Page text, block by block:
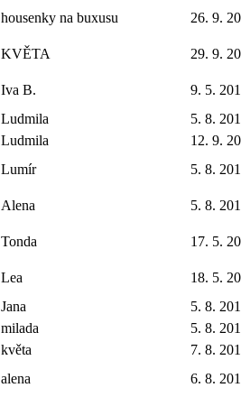
housenky na buxusu
26. 9.
KVĚTA
29. 9.
Iva B.
9. 5.
Ludmila
5. 8.
Ludmila
12. 9.
Lumír
5. 8.
Alena
5. 8.
Tonda
17. 5.
Lea
18. 5.
Jana
5. 8.
milada
5. 8.
květa
7. 8.
alena
6. 8.